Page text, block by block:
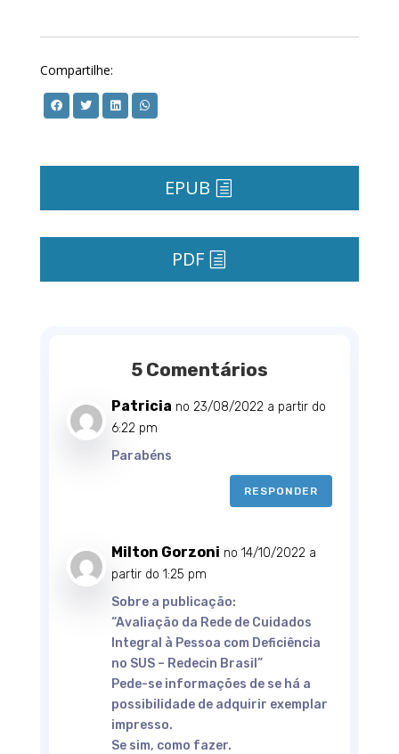
Compartilhe:
EPUB
PDF
5 Comentários
Patricia no 23/08/2022 a partir do
6:22 pm
Parabéns
RESPONDER
Milton Gorzoni no 14/10/2022 a
partir do 1:25 pm
Sobre a publicação:
“Avaliação da Rede de Cuidados
Integral à Pessoa com Deficiência
no SUS – Redecin Brasil”
Pede-se informações de se há a
possibilidade de adquirir exemplar
impresso.
Se sim, como fazer.